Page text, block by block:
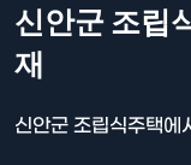
신안군 조립
재
신안군 조립식주택에